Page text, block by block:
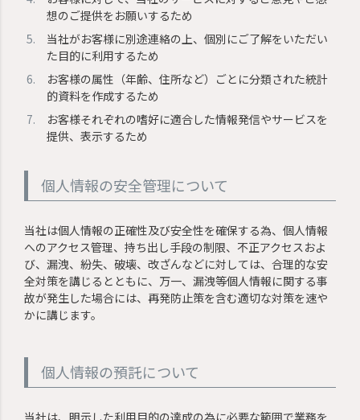
想のご提供をお願いするため
当社がお客様に別途連絡の上、個別にご了解をいただい
た目的に利用するため
お客様の属性（年齢、住所など）ごとに分類された統計
的資料を作成するため
お客様それぞれの嗜好に適合した情報発信やサービスを
提供、表示するため
個人情報の安全管理について
当社は個人情報の正確性及び安全性を確保する為、個人情報
へのアクセス管理、持ち出し手段の制限、不正アクセスおよ
び、漏洩、紛失、破壊、改ざんなどに対しては、合理的な安
全対策を講じるとともに、万一、漏洩等個人情報に関する事
故が発生した場合には、再発防止策を含む適切な対策を速や
かに講じます。
個人情報の預託について
当社は、明示した利用目的の達成の為に必要な範囲で業務を